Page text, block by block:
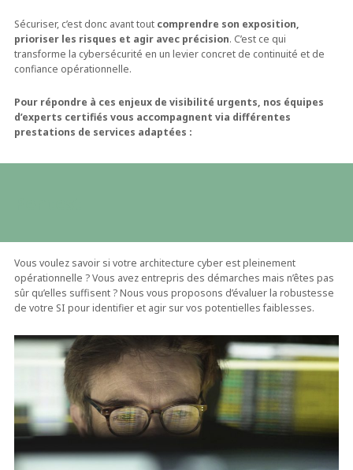
Sécuriser, c’est donc avant tout comprendre son exposition,
prioriser les risques et agir avec précision. C’est ce qui
transforme la cybersécurité en un levier concret de continuité et de
confiance opérationnelle.
Pour répondre à ces enjeux de visibilité urgents, nos équipes
d’experts certifiés vous accompagnent via différentes
prestations de services adaptées :
Vous voulez savoir si votre architecture cyber est pleinement
opérationnelle ? Vous avez entrepris des démarches mais n’êtes pas
sûr qu’elles suffisent ? Nous vous proposons d’évaluer la robustesse
de votre SI pour identifier et agir sur vos potentielles faiblesses.